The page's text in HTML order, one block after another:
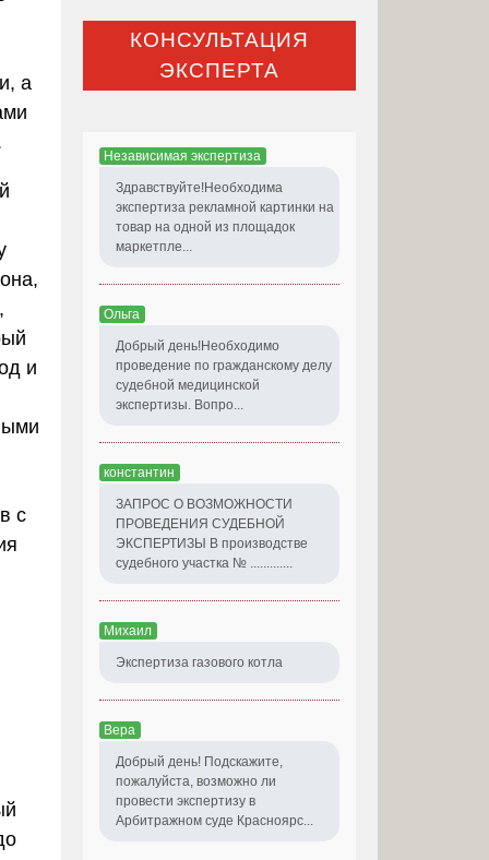
а
и
с
КОНСУЛЬТАЦИЯ
ЭКСПЕРТА
Независимая экспертиза
Здравствуйте!Необходима
экспертиза рекламной картинки на
товар на одной из площадок
маркетпле...
Ольга
Добрый день!Необходимо
проведение по гражданскому делу
судебной медицинской
экспертизы. Вопро...
константин
ЗАПРОС О ВОЗМОЖНОСТИ
ПРОВЕДЕНИЯ СУДЕБНОЙ
ЭКСПЕРТИЗЫ В производстве
судебного участка № .............
Михаил
Экспертиза газового котла
Вера
Добрый день! Подскажите,
пожалуйста, возможно ли
провести экспертизу в
Арбитражном суде Красноярс...